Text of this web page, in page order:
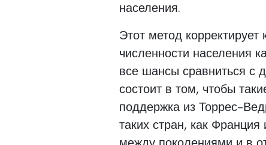
населения.
Этот метод корректирует
численности населения
все шансы сравниться с
состоит в том, чтобы
поддержка из Торрес-
таких стран, как